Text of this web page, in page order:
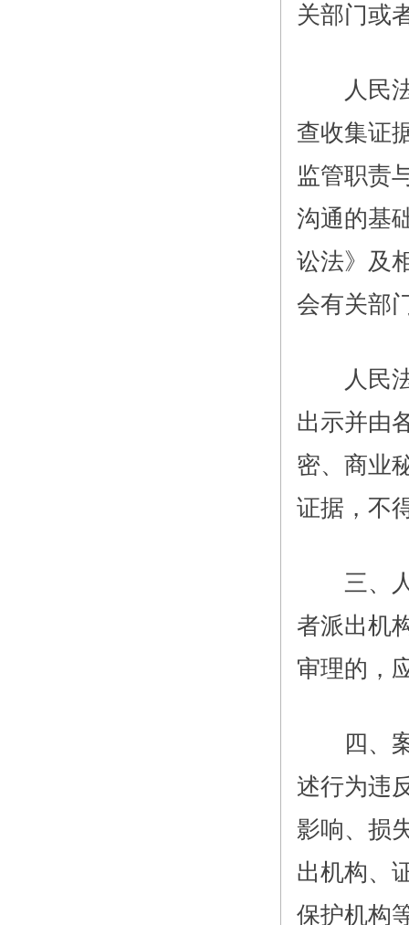
关部门或
人民法
查收集证
监管职责
沟通的基
讼法》及
会有关部
人民法
出示并由
密、商业
证据，不
三、人
者派出机
审理的，
四、案
述行为违
影响、损
出机构、
保护机构